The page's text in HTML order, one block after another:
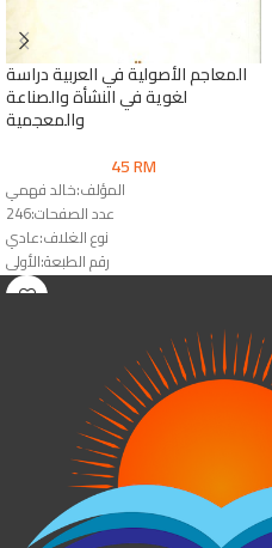
المعاجم الأصولية في العربية دراسة
لغوية في النشأة والصناعة
والمعجمية
45RM
المؤلف:خالد فهمي
عدد الصفحات:246
نوع الغلاف:عادي
رقم الطبعة:الأولى
الناشر:دار المقاصد